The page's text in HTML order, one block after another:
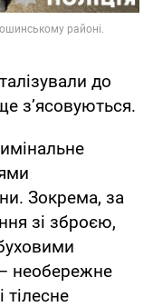
до
з’ясовуються.
Зокрема, за
зі зброєю,
необережне
тілесне